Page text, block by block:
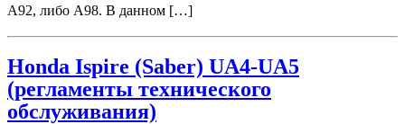
А92, либо А98. В данном […]
Honda Ispire (Saber) UA4-UA5
(регламенты технического
обслуживания)